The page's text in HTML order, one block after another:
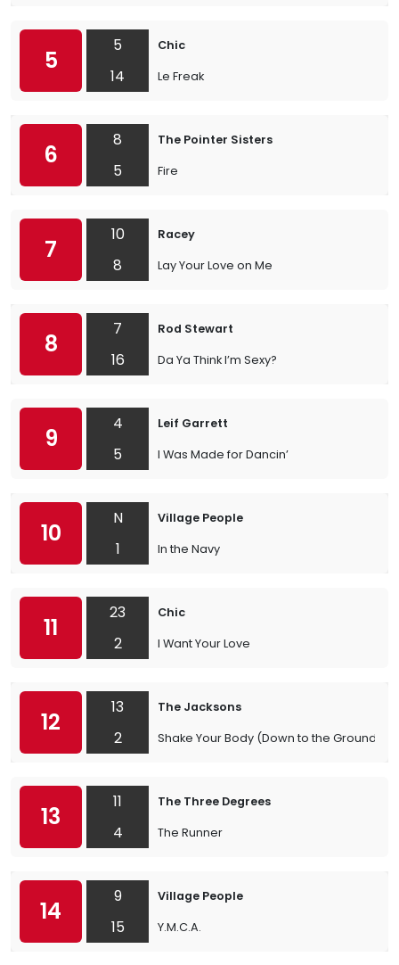
5
5
14
Chic
Le Freak
6
8
5
The Pointer Sisters
Fire
7
10
8
Racey
Lay Your Love on Me
8
7
16
Rod Stewart
Da Ya Think I’m Sexy?
9
4
5
Leif Garrett
I Was Made for Dancin’
10
N
1
Village People
In the Navy
11
23
2
Chic
I Want Your Love
12
13
2
The Jacksons
Shake Your Body (Down to the Ground)
13
11
4
The Three Degrees
The Runner
14
9
15
Village People
Y.M.C.A.